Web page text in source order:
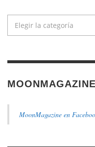
MoonMagazine en